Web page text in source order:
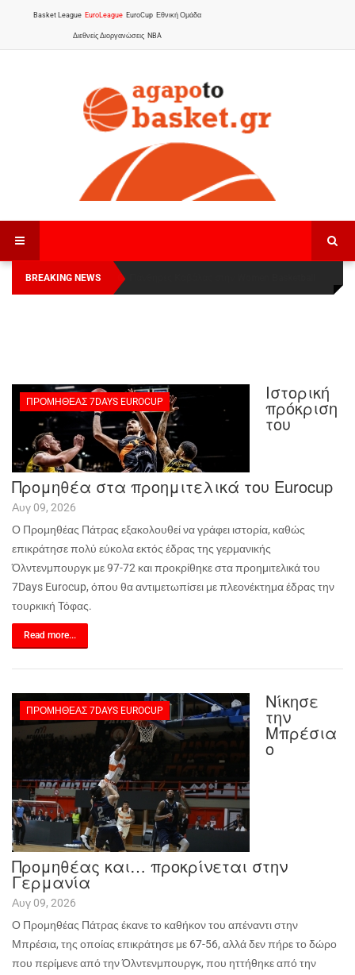
Basket League EuroLeague EuroCup Εθνική Ομάδα
Διεθνείς Διοργανώσεις NBA
BREAKING NEWS
Οι Πάνθηρες Καβάλας στην Women Basketball
League 1
ΠΡΟΜΗΘΈΑΣ 7DAYS EUROCUP Ιστορική
πρόκριση
του
Προμηθέα στα προημιτελικά του Eurocup
Αυγ 09, 2026
Ο Προμηθέας Πάτρας εξακολουθεί να γράφει ιστορία, καθώς
επικράτησε πολύ εύκολα εκτός έδρας της γερμανικής
Όλντενμπουργκ με 97-72 και προκρίθηκε στα προημιτελικά του
7Days Eurocup, όπου θα αντιμετωπίσει με πλεονέκτημα έδρας την
τουρκική Τόφας.
Read more...
ΠΡΟΜΗΘΈΑΣ 7DAYS EUROCUP Νίκησε
την
Μπρέσια
ο
Προμηθέας και… προκρίνεται στην
Γερμανία
Αυγ 09, 2026
Ο Προμηθέας Πάτρας έκανε το καθήκον του απέναντι στην
Μπρέσια, της οποίας επικράτησε με 67-56, αλλά δεν πήρε το δώρο
που περίμενε από την Όλντενμπουργκ, που ηττήθηκε από την